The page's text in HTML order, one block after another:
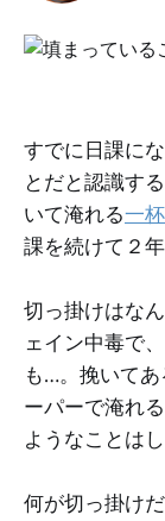
すでに日課に
とだと認識す
いて淹れる一
課を続けて２年
切っ掛けはな
ェイン中毒で
も…。挽いて
ーパーで淹れ
ようなことはし
何が切っ掛け